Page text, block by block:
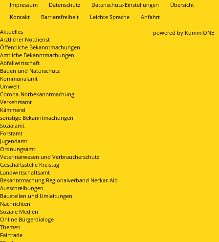
Impressum Datenschutz Datenschutz-Einstellungen
Übersicht
Kontakt
Barrierefreiheit Leichte Sprache Anfahrt
powered by Komm.ONE
Aktuelles
Ärztlicher Notdienst
Öffentliche Bekanntmachungen
Amtliche Bekanntmachungen
Abfallwirtschaft
Bauen und Naturschutz
Kommunalamt
Umwelt
Corona-Notbekanntmachung
Verkehrsamt
Kämmerei
sonstige Bekanntmachungen
Sozialamt
Forstamt
Jugendamt
Ordnungsamt
Veterinärwesen und Verbraucherschutz
Geschäftsstelle Kreistag
Landwirtschaftsamt
Bekanntmachung Regionalverband Neckar-Alb
Ausschreibungen
Baustellen und Umleitungen
Nachrichten
Soziale Medien
Online Bürgerdialoge
Themen
Fairtrade